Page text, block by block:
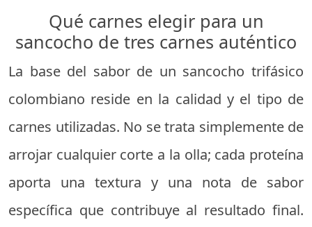
Qué carnes elegir para un
sancocho de tres carnes auténtico
La base del sabor de un sancocho trifásico
colombiano reside en la calidad y el tipo de
carnes utilizadas. No se trata simplemente de
arrojar cualquier corte a la olla; cada proteína
aporta una textura y una nota de sabor
específica que contribuye al resultado final.